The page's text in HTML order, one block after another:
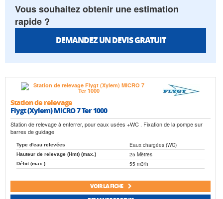
Vous souhaitez obtenir une estimation
rapide ?
DEMANDEZ UN DEVIS GRATUIT
Station de relevage
Flygt (Xylem) MICRO 7 Ter 1000
Station de relevage à enterrer, pour eaux usées +WC . Fixation de la pompe sur
barres de guidage
Type d'eau relevées Eaux chargées (WC)
Hauteur de relevage (Hmt) (max.) 25 Mètres
Débit (max.) 55 m3/h
VOIR LA FICHE